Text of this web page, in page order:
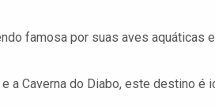
famosa por suas aves aquáticas
a Caverna do Diabo, este destino é